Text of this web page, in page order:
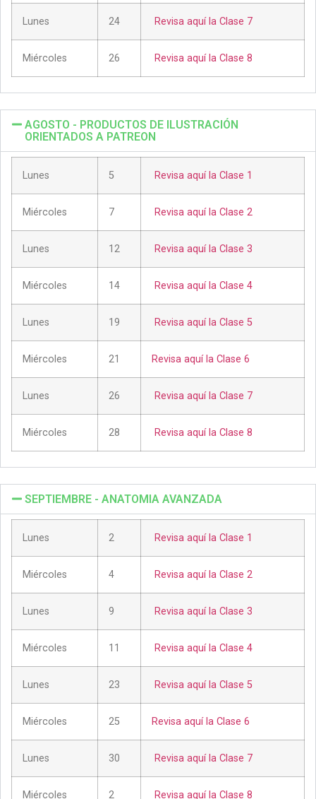
Lunes 24 Revisa aquí la Clase 7
Miércoles 26 Revisa aquí la Clase 8
AGOSTO - PRODUCTOS DE ILUSTRACIÓN
ORIENTADOS A PATREON
Lunes 5 Revisa aquí la Clase 1
Miércoles 7 Revisa aquí la Clase 2
Lunes 12 Revisa aquí la Clase 3
Miércoles 14 Revisa aquí la Clase 4
Lunes 19 Revisa aquí la Clase 5
Miércoles 21 Revisa aquí la Clase 6
Lunes 26 Revisa aquí la Clase 7
Miércoles 28 Revisa aquí la Clase 8
SEPTIEMBRE - ANATOMIA AVANZADA
Lunes 2 Revisa aquí la Clase 1
Miércoles 4 Revisa aquí la Clase 2
Lunes 9 Revisa aquí la Clase 3
Miércoles 11 Revisa aquí la Clase 4
Lunes 23 Revisa aquí la Clase 5
Miércoles 25 Revisa aquí la Clase 6
Lunes 30 Revisa aquí la Clase 7
Miércoles 2 Revisa aquí la Clase 8